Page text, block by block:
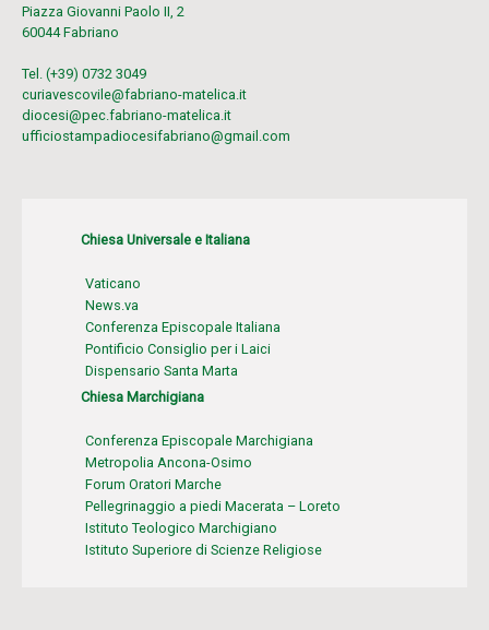
Piazza Giovanni Paolo II, 2
60044 Fabriano
Tel. (+39) 0732 3049
curiavescovile@fabriano-matelica.it
diocesi@pec.fabriano-matelica.it
ufficiostampadiocesifabriano@gmail.com
Chiesa Universale e Italiana
Vaticano
News.va
Conferenza Episcopale Italiana
Pontificio Consiglio per i Laici
Dispensario Santa Marta
Chiesa Marchigiana
Conferenza Episcopale Marchigiana
Metropolia Ancona-Osimo
Forum Oratori Marche
Pellegrinaggio a piedi Macerata – Loreto
Istituto Teologico Marchigiano
Istituto Superiore di Scienze Religiose